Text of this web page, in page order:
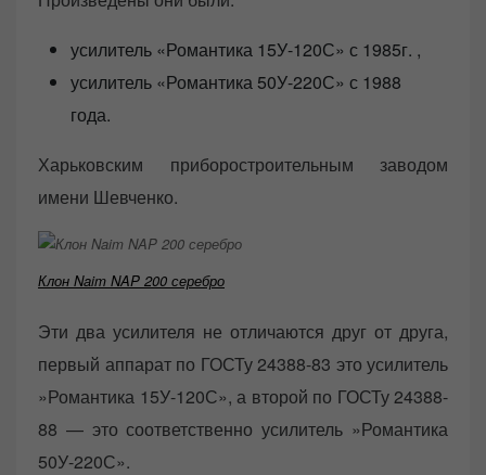
усилитель «Романтика 15У-120С» с 1985г. ,
усилитель «Романтика 50У-220С» с 1988
года.
Харьковским приборостроительным заводом
имени Шевченко.
Клон Naim NAP 200 серебро
Эти два усилителя не отличаются друг от друга,
первый аппарат по ГОСТу 24388-83 это усилитель
»Романтика 15У-120С», а второй по ГОСТу 24388-
88 — это соответственно усилитель »Романтика
50У-220С».